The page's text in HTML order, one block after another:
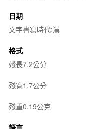
日期
文字書寫時代:漢
格式
殘長7.2公分
殘寬1.7公分
殘重0.19公克